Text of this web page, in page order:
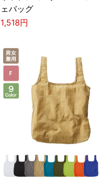
ェバッグ
1,518円